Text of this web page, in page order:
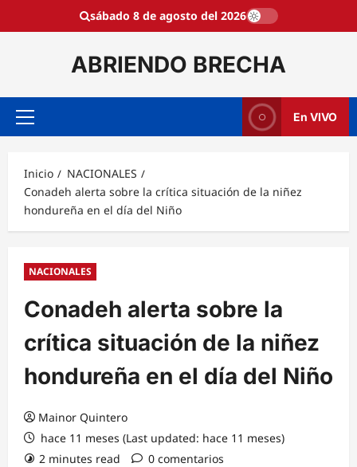
sábado 8 de agosto del 2026
ABRIENDO BRECHA
Menú
En VIVO
Inicio
NACIONALES
Conadeh alerta sobre la crítica situación de la niñez
hondureña en el día del Niño
NACIONALES
Conadeh alerta sobre la
crítica situación de la niñez
hondureña en el día del Niño
Mainor Quintero
hace 11 meses (Last updated: hace 11 meses)
2 minutes read
0 comentarios